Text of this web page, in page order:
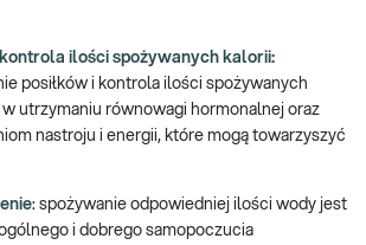
kontrola ilości spożywanych kalorii:
posiłków i kontrola ilości spożywanych
utrzymaniu równowagi hormonalnej oraz
nastroju i energii, które mogą towarzyszyć
: spożywanie odpowiedniej ilości wody jest
i dobrego samopoczucia